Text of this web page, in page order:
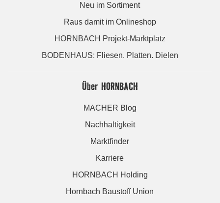
Neu im Sortiment
Raus damit im Onlineshop
HORNBACH Projekt-Marktplatz
BODENHAUS: Fliesen. Platten. Dielen
Über HORNBACH
MACHER Blog
Nachhaltigkeit
Marktfinder
Karriere
HORNBACH Holding
Hornbach Baustoff Union